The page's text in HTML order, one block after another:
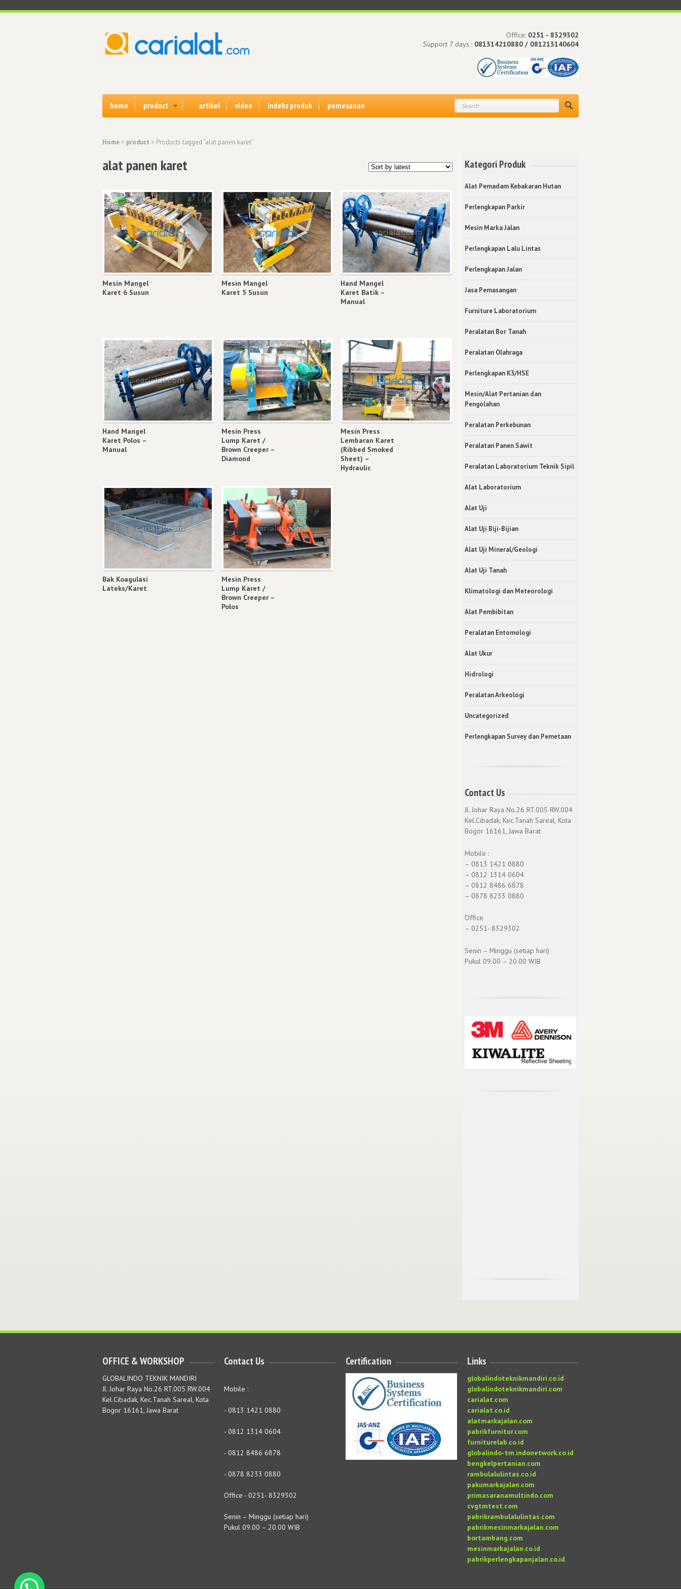
Office: 0251 - 8329302
Support 7 days : 081314210880 / 081213140604
home product artikel video indeks produk pemesanan
Home > product > Products tagged “alat panen karet”
alat panen karet
Mesin Mangel
Karet 6 Susun
Mesin Mangel
Karet 5 Susun
Hand Mangel
Karet Batik –
Manual
Hand Mangel
Karet Polos –
Manual
Mesin Press
Lump Karet /
Brown Creeper –
Diamond
Mesin Press
Lembaran Karet
(Ribbed Smoked
Sheet) –
Hydraulic
Bak Koagulasi
Lateks/Karet
Mesin Press
Lump Karet /
Brown Creeper –
Polos
Kategori Produk
Alat Pemadam Kebakaran Hutan
Perlengkapan Parkir
Mesin Marka Jalan
Perlengkapan Lalu Lintas
Perlengkapan Jalan
Jasa Pemasangan
Furniture Laboratorium
Peralatan Bor Tanah
Peralatan Olahraga
Perlengkapan K3/HSE
Mesin/Alat Pertanian dan
Pengolahan
Peralatan Perkebunan
Peralatan Panen Sawit
Peralatan Laboratorium Teknik Sipil
Alat Laboratorium
Alat Uji
Alat Uji Biji-Bijian
Alat Uji Mineral/Geologi
Alat Uji Tanah
Klimatologi dan Meteorologi
Alat Pembibitan
Peralatan Entomologi
Alat Ukur
Hidrologi
Peralatan Arkeologi
Uncategorized
Perlengkapan Survey dan Pemetaan
Contact Us
Jl. Johar Raya No.26 RT.005 RW.004
Kel.Cibadak, Kec.Tanah Sareal, Kota
Bogor 16161, Jawa Barat
Mobile :
– 0813 1421 0880
– 0812 1314 0604
– 0812 8486 6878
– 0878 8233 0880
Office
– 0251- 8329302
Senin – Minggu (setiap hari)
Pukul 09.00 – 20.00 WIB
OFFICE & WORKSHOP
GLOBALINDO TEKNIK MANDIRI
Jl. Johar Raya No.26 RT.005 RW.004
Kel.Cibadak, Kec.Tanah Sareal, Kota
Bogor 16161, Jawa Barat
Contact Us
Mobile :
- 0813 1421 0880
- 0812 1314 0604
- 0812 8486 6878
- 0878 8233 0880
Office - 0251- 8329302
Senin – Minggu (setiap hari)
Pukul 09.00 – 20.00 WIB
Certification Links
globalindoteknikmandiri.co.id
globalindoteknikmandiri.com
carialat.com
carialat.co.id
alatmarkajalan.com
pabrikfurnitur.com
furniturelab.co.id
globalindo-tm.indonetwork.co.id
bengkelpertanian.com
rambulalulintas.co.id
pakumarkajalan.com
primasaranamultindo.com
cvgtmtest.com
pabrikrambulalulintas.com
pabrikmesinmarkajalan.com
bortambang.com
mesinmarkajalan.co.id
pabrikperlengkapanjalan.co.id